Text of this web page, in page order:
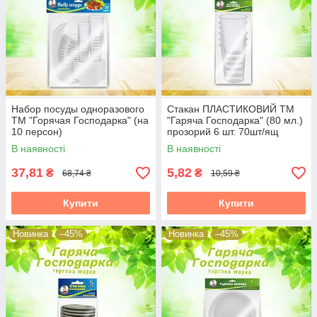
Набор посуды одноразового
ТМ "Горячая Господарка" (на
10 персон)
В наявності
37,81 ₴ 68,74 ₴
Купити
Стакан ПЛАСТИКОВИЙ ТМ
"Гаряча Господарка" (80 мл.)
прозорий 6 шт. 70шт/ящ
65324
В наявності
5,82 ₴ 10,59 ₴
Купити
Новинка –45% Новинка –45%